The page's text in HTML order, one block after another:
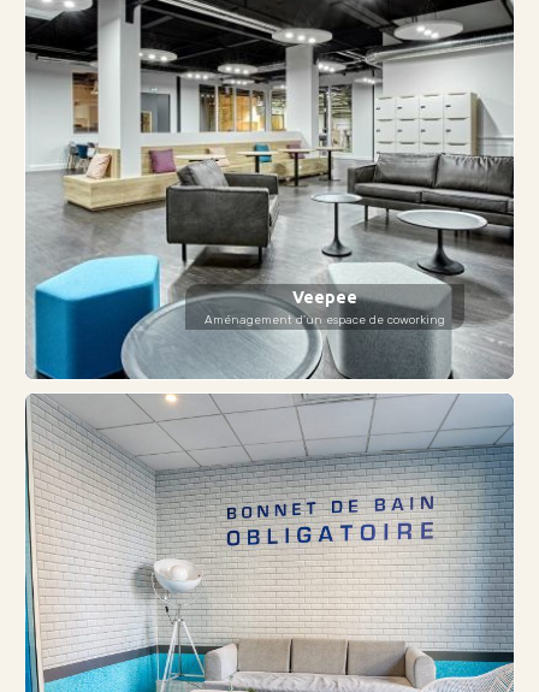
Veepee
Aménagement d'un espace de coworking